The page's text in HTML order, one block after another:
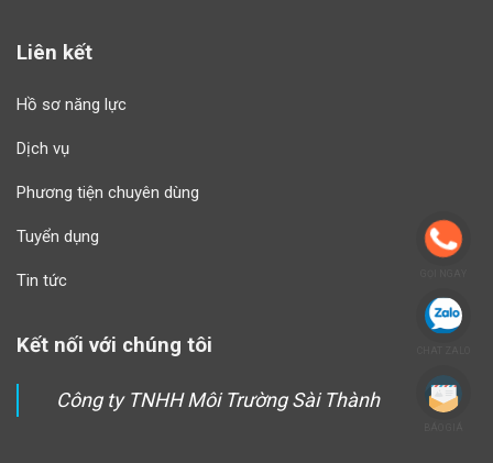
Liên kết
Hồ sơ năng lực
Dịch vụ
Phương tiện chuyên dùng
Tuyển dụng
Tin tức
Kết nối với chúng tôi
Công ty TNHH Môi Trường Sài Thành